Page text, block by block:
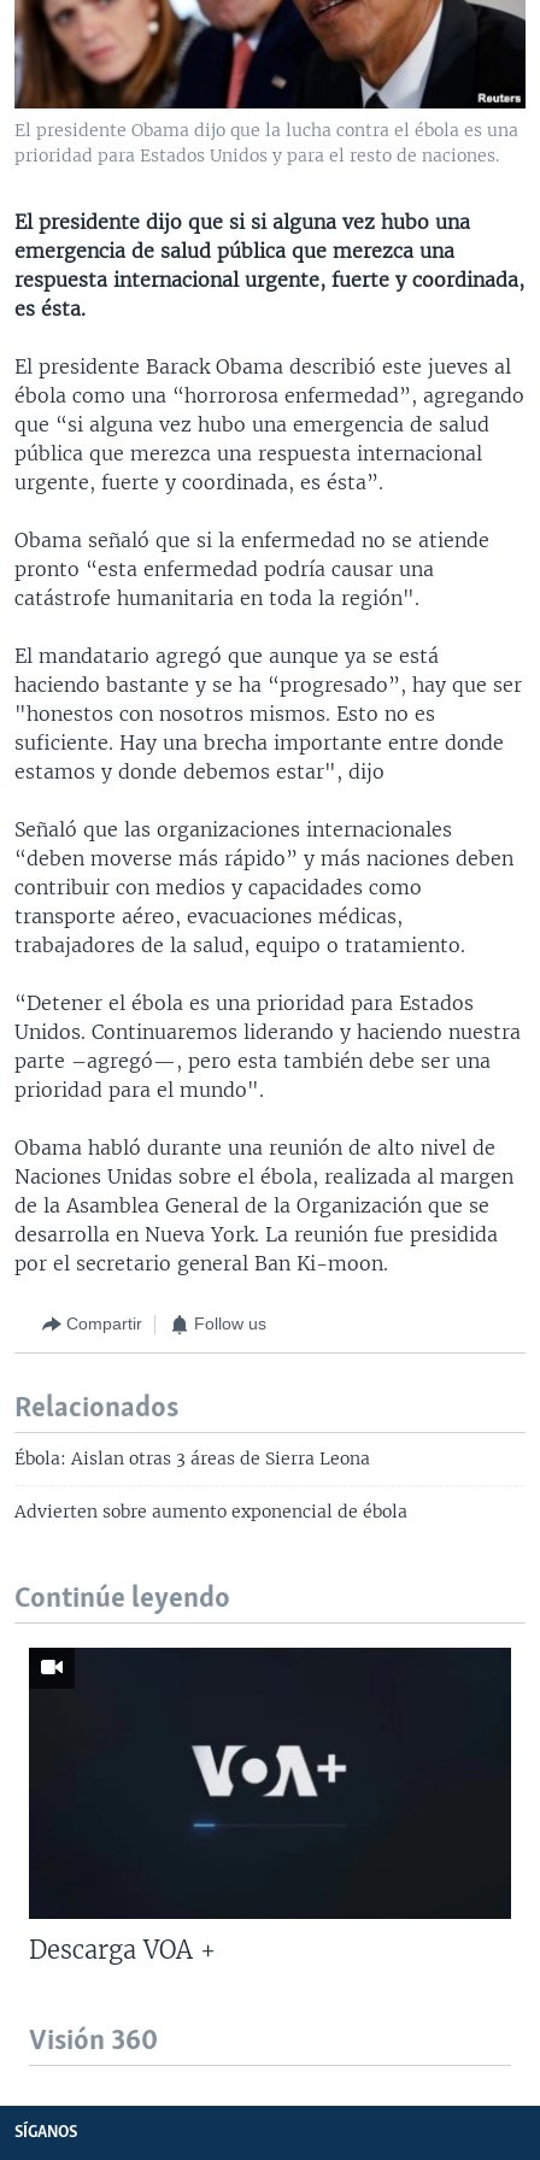
VENEZUELA
BRASIL
NICARAGUA
ECONOMÍA
ENTRETENIMIENTO Y CULTURA
TECNOLOGÍA
DEPORTES
MULTIMEDIA
VIDEOS
FOTOGRAFÍA
AUDIOS
PROGRAMAS TV
EL MUNDO AL DÍA
FORO INTERAMERICANO
LAS CLAVES
PANORAMA
RADIO
AVANCE INFORMATIVO
BUENOS DÍAS AMÉRICA
ESTADOS UNIDOS AL DÍA
FORO [RADIO]
DEPORTIVO INTERNACIONAL
NOTA ECONÓMICA
ENTRETENIMIENTO
DIRECT
Learning English
Idiomas
El presidente Obama dijo que la lucha contra el ébola es una
prioridad para Estados Unidos y para el resto de naciones.
El presidente dijo que si si alguna vez hubo una
emergencia de salud pública que merezca una
respuesta internacional urgente, fuerte y coordinada,
es ésta.
El presidente Barack Obama describió este jueves al
ébola como una “horrorosa enfermedad”, agregando
que “si alguna vez hubo una emergencia de salud
pública que merezca una respuesta internacional
urgente, fuerte y coordinada, es ésta”.
Obama señaló que si la enfermedad no se atiende
pronto “esta enfermedad podría causar una
catástrofe humanitaria en toda la región".
El mandatario agregó que aunque ya se está
haciendo bastante y se ha “progresado”, hay que ser
"honestos con nosotros mismos. Esto no es
suficiente. Hay una brecha importante entre donde
estamos y donde debemos estar", dijo
Señaló que las organizaciones internacionales
“deben moverse más rápido” y más naciones deben
contribuir con medios y capacidades como
transporte aéreo, evacuaciones médicas,
trabajadores de la salud, equipo o tratamiento.
“Detener el ébola es una prioridad para Estados
Unidos. Continuaremos liderando y haciendo nuestra
parte –agregó—, pero esta también debe ser una
prioridad para el mundo".
Obama habló durante una reunión de alto nivel de
Naciones Unidas sobre el ébola, realizada al margen
de la Asamblea General de la Organización que se
desarrolla en Nueva York. La reunión fue presidida
por el secretario general Ban Ki-moon.
Compartir Follow us
Relacionados
Ébola: Aislan otras 3 áreas de Sierra Leona
Advierten sobre aumento exponencial de ébola
Continúe leyendo
Descarga VOA +
Visión 360
SÍGANOS